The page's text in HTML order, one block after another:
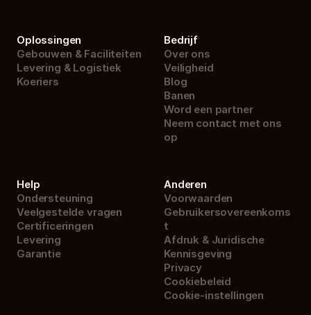
Oplossingen
Gebouwen & Faciliteiten
Levering & Logistiek
Koeriers
Bedrijf
Over ons
Veiligheid
Blog
Banen
Word een partner
Neem contact met ons
op
Help
Ondersteuning
Veelgestelde vragen
Certificeringen
Levering
Garantie
Anderen
Voorwaarden
Gebruikersovereenkoms
t
Afdruk & Juridische
Kennisgeving
Privacy
Cookiebeleid
Cookie-instellingen